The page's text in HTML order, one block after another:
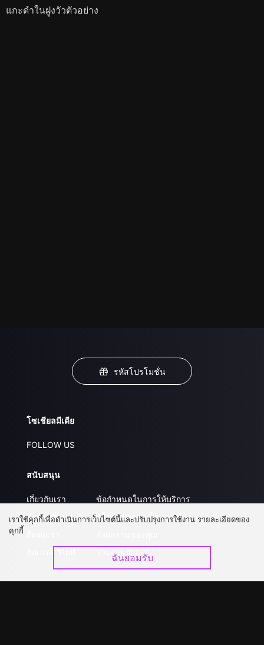
แกะดำในฝูงวัวตัวอย่าง
รหัสโปรโมชั่น
โซเชียลมีเดีย
FOLLOW US
สนับสนุน
เกี่ยวกับเรา
คำถามที่พบบ่อย
ข้อกำหนดในการให้บริการ
นโยบายความเป็นส่วนตัว
ร่วมงานกับเรา
เราใช้คุกกี้เพื่อดำเนินการเว็บไซต์นี้และปรับปรุงการใช้งาน รายละเอียดของ
คุกกี้
ฉันยอมรับ